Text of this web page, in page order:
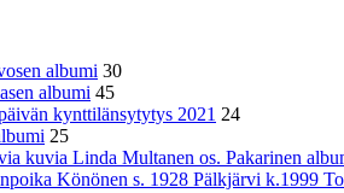
albumi 30
albumi 45
kynttilänsytytys 2021 24
25
kuvia Linda Multanen os. Pakarinen
Könönen s. 1928 Pälkjärvi k.1999